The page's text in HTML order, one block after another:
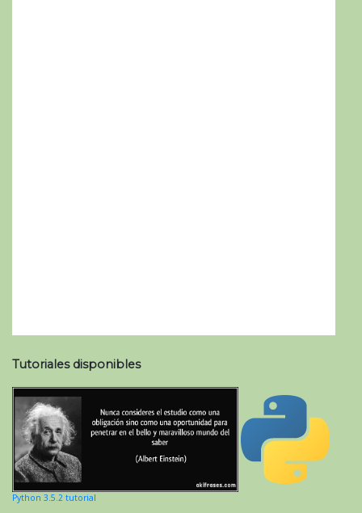
Tutoriales disponibles
Python 3.5.2 tutorial